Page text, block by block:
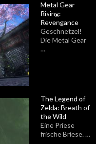
Metal Gear
Rising:
Revengance
Geschnetzel!
Die Metal Gear
…
The Legend of
Zelda: Breath of
the Wild
Eine Priese
frische Briese. …